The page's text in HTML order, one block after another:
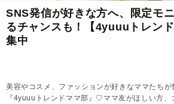
SNS発信が好きな方へ、限定モ
るチャンスも！【4yuuuトレン
集中
美容やコスメ、ファッションが好きなママたちが
『4yuuuトレンドママ部』♡ママ友がほしい方、